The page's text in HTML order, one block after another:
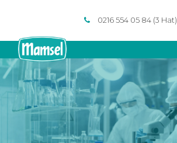
0216 554 05 84 (3 Hat)